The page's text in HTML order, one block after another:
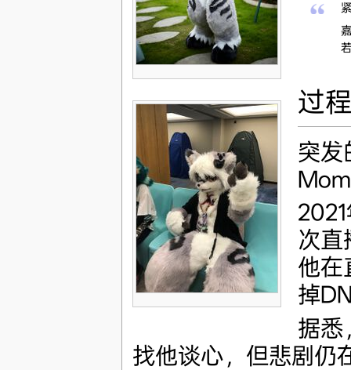
过
突发
次直
他在
掉
据悉
找他谈心，但悲剧仍